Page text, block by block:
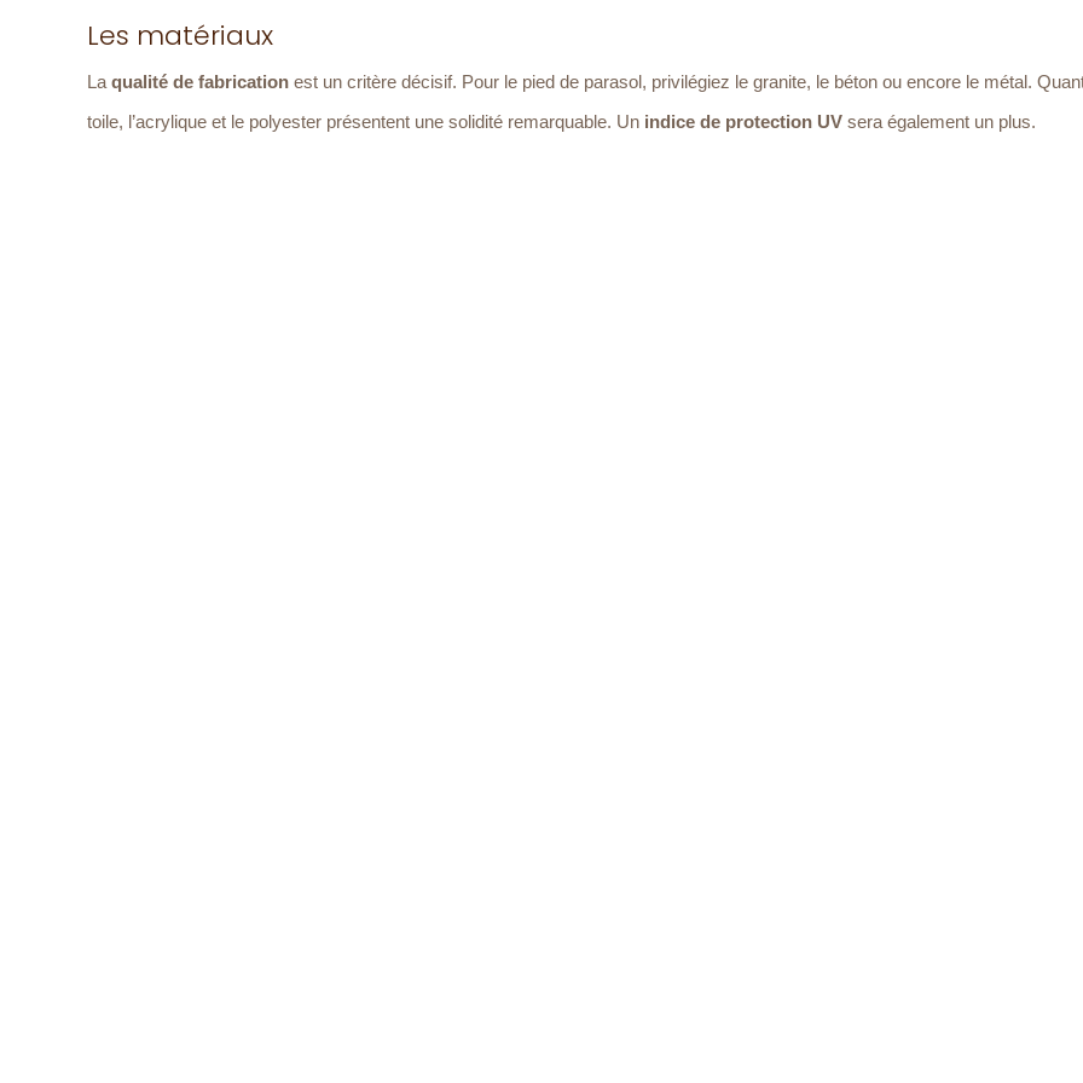
Les matériaux
La qualité de fabrication est un critère décisif. Pour le pied de parasol, privilégiez le granite, le béton ou encore le métal.
toile, l’acrylique et le polyester présentent une solidité remarquable. Un indice de protection UV sera également un plus.